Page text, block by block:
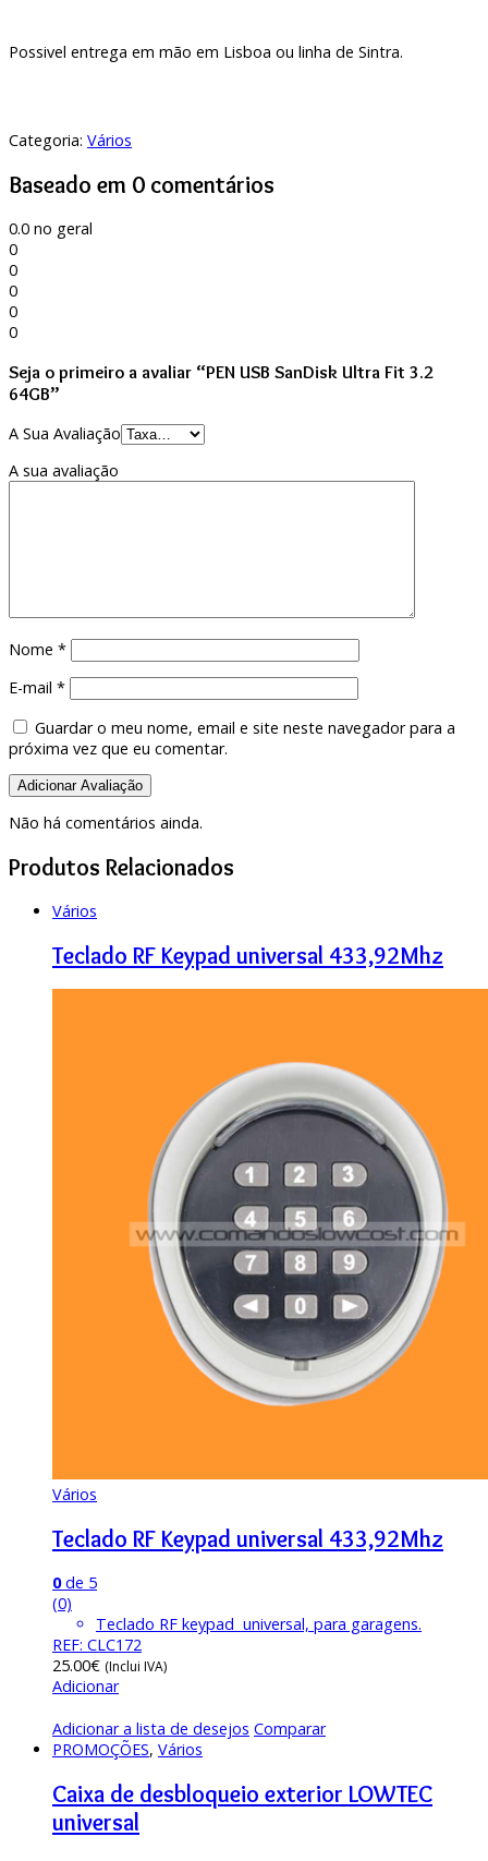
Possivel entrega em mão em Lisboa ou linha de Sintra.
Categoria: Vários
Baseado em 0 comentários
0.0 no geral
0
0
0
0
0
Seja o primeiro a avaliar “PEN USB SanDisk Ultra Fit 3.2
64GB”
A Sua Avaliação
A sua avaliação
Nome *
E-mail *
Guardar o meu nome, email e site neste navegador para a
próxima vez que eu comentar.
Não há comentários ainda.
Produtos Relacionados
Vários
Teclado RF Keypad universal 433,92Mhz
Vários
Teclado RF Keypad universal 433,92Mhz
0de 5
(0)
Teclado RF keypad universal, para garagens.
REF: CLC172
25.00€ (Inclui IVA)
Adicionar
Adicionar a lista de desejos Comparar
PROMOÇÕES, Vários
Caixa de desbloqueio exterior LOWTEC
universal